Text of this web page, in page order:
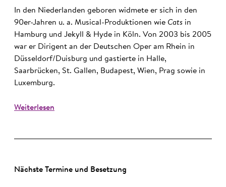
In den Niederlanden geboren widmete er sich in den
90er-Jahren u. a. Musical-Produktionen wie Cats in
Hamburg und Jekyll & Hyde in Köln. Von 2003 bis 2005
war er Dirigent an der Deutschen Oper am Rhein in
Düsseldorf/Duisburg und gastierte in Halle,
Saarbrücken, St. Gallen, Budapest, Wien, Prag sowie in
Luxemburg.
Weiterlesen
Nächste Termine und Besetzung